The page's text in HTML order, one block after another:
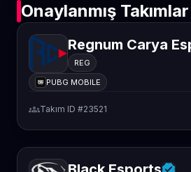
Onaylanmış Takımlar
Regnum Carya
REG
PUBG MOBILE
groupsTakım ID #23521